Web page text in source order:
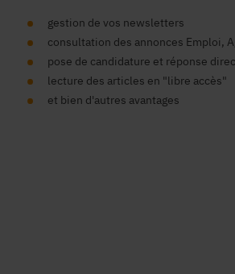
gestion de vos newsletters
consultation des annonces Emploi,
pose de candidature et réponse
lecture des articles en "libre accès"
et bien d'autres avantages